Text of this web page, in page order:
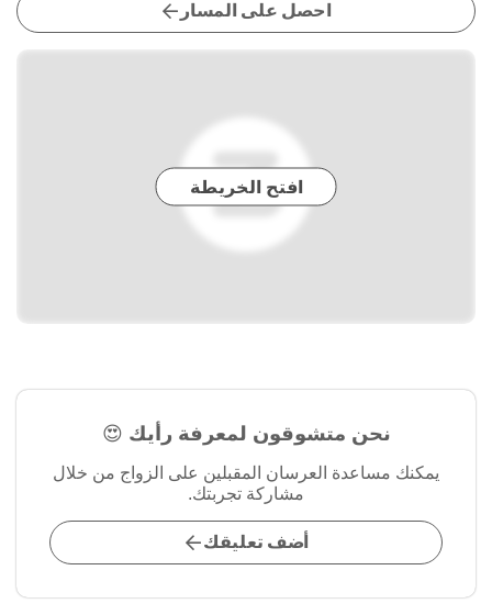
احصل على المسار
افتح الخريطة
نحن متشوقون لمعرفة رأيك 😍
يمكنك مساعدة العرسان المقبلين على الزواج من خلال
مشاركة تجربتك.
أضف تعليقك